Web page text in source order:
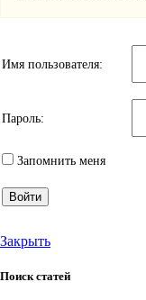
Имя пользователя:
Пароль:
Запомнить меня
Войти
Закрыть
Поиск статей